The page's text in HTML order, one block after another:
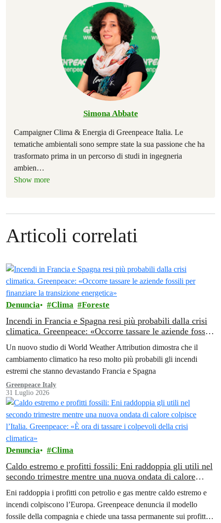
Simona Abbate
Campaigner Clima & Energia di Greenpeace Italia. Le
tematiche ambientali sono sempre state la sua passione che ha
trasformato prima in un percorso di studi in ingegneria
ambien…
Show more
Articoli correlati
Denuncia Clima Foreste
Incendi in Francia e Spagna resi più probabili dalla crisi
climatica. Greenpeace: «Occorre tassare le aziende fossili
Un nuovo studio di World Weather Attribution dimostra che il
cambiamento climatico ha reso molto più probabili gli incendi
estremi che stanno devastando Francia e Spagna
Greenpeace Italy
31 Luglio 2026
Denuncia Clima
Caldo estremo e profitti fossili: Eni raddoppia gli utili nel
secondo trimestre mentre una nuova ondata di calore
della crisi climatica»
Eni raddoppia i profitti con petrolio e gas mentre caldo estremo e
incendi colpiscono l’Europa. Greenpeace denuncia il modello
fossile della compagnia e chiede una tassa permanente sui profitti